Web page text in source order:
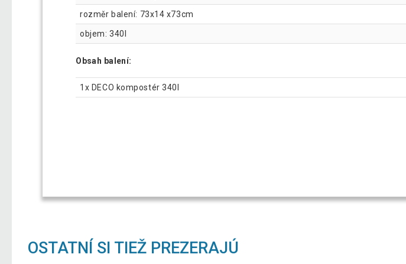
rozměr balení: 73x14 x73cm
objem: 340l
Obsah balení:
1x DECO kompostér 340l
OSTATNÍ SI TIEŽ PREZERAJÚ